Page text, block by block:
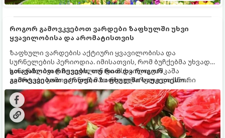
როგორ გამოვკვებოთ ვარდები ზაფხულში უხვი
ყვავილობისა და არომატისთვის
ზაფხული ვარდების აქტიური ყვავილობისა და
სურნელების პერიოდია. იმისათვის, რომ ბუჩქებმა უხვად,
ხანგრძლივად იყვავილონ და მსხვილი, კაშკაშა
კვირტები გამოიტანონ, მათ რეგულარული და სწორი
გამოკვება სჭირდებათ. ზაფხულის პერიოდში მცენარის
მოთხოვნილებები იცვლება, ამიტომ მნიშვნელოვანია
ვიცოდეთ, რომელი სასუქები გამოიყენება ამ დროს.
გთავაზობთ რჩევებს, თუ რით და როგორ
გამოვკვებოთ ვარდები ზაფხულში საუკეთესო
შედეგის მისაღწევად: